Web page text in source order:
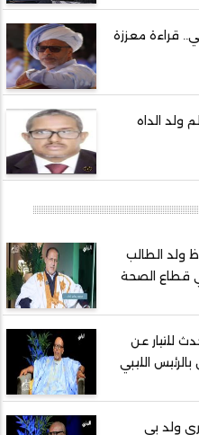
قراءة معززة
ولد الداه
ولد الطالب
قطاع الصحة
للتيار عن
الليبي
ولد بي